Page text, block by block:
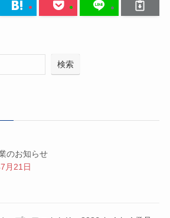
検索
のお知らせ
月21日